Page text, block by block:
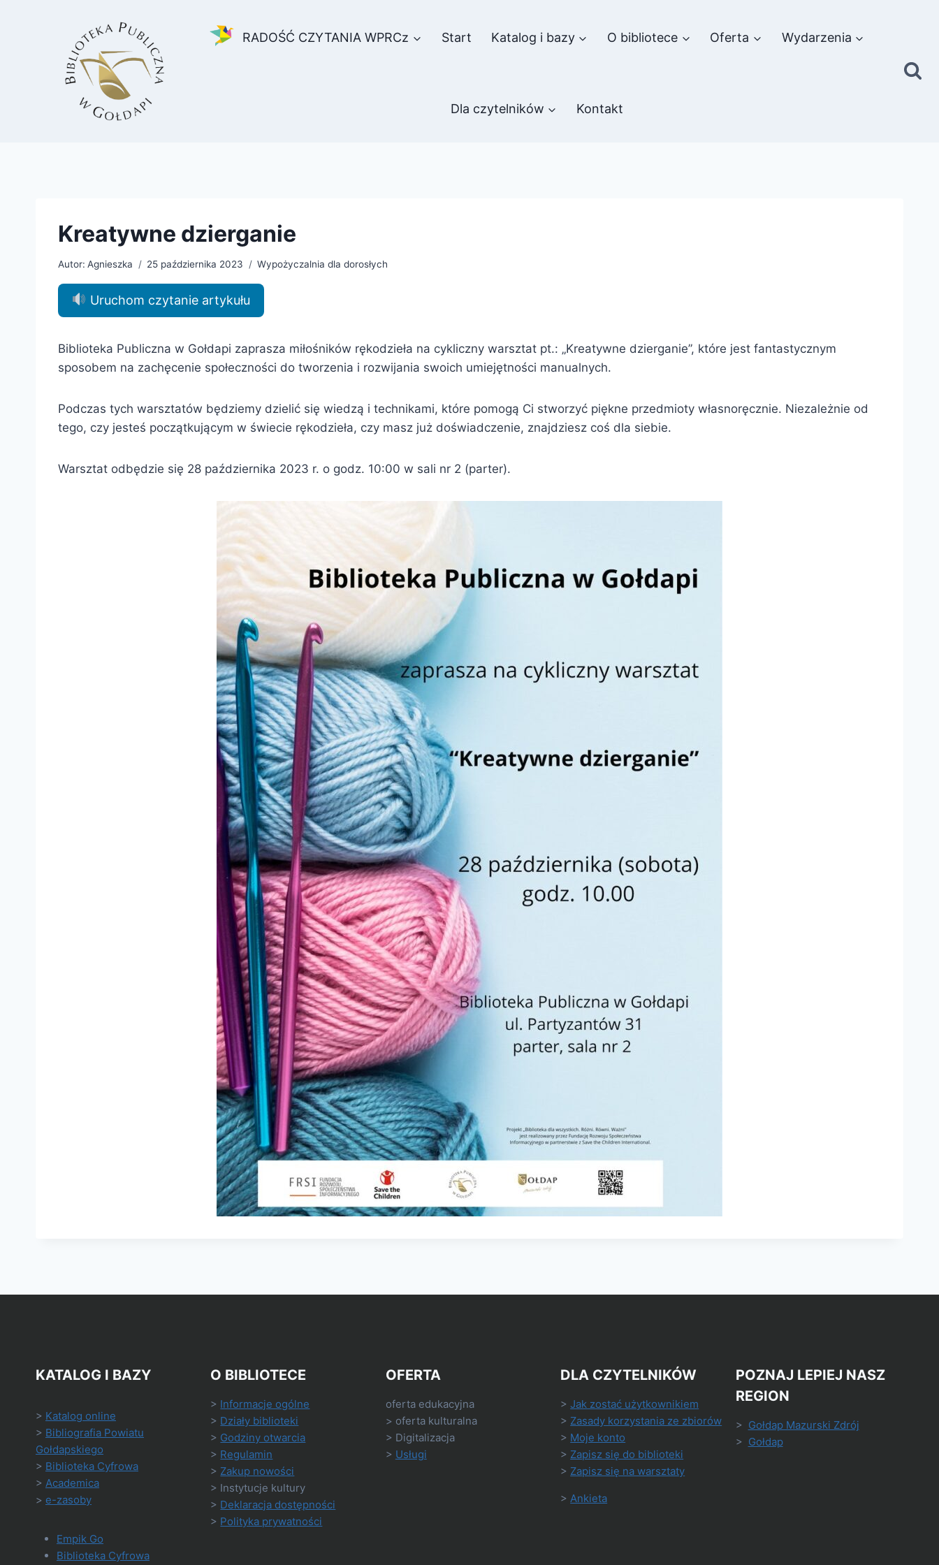
RADOŚĆ CZYTANIA WPRCz Start Katalog i bazy O bibliotece Oferta Wydarzenia
Dla czytelników Kontakt
Kreatywne dzierganie
Autor: Agnieszka 25 października 2023 Wypożyczalnia dla dorosłych
Uruchom czytanie artykułu
Biblioteka Publiczna w Gołdapi zaprasza miłośników rękodzieła na cykliczny warsztat pt.: „Kreatywne dzierganie”, które jest fantastycznym
sposobem na zachęcenie społeczności do tworzenia i rozwijania swoich umiejętności manualnych.
Podczas tych warsztatów będziemy dzielić się wiedzą i technikami, które pomogą Ci stworzyć piękne przedmioty własnoręcznie. Niezależnie od
tego, czy jesteś początkującym w świecie rękodzieła, czy masz już doświadczenie, znajdziesz coś dla siebie.
Warsztat odbędzie się 28 października 2023 r. o godz. 10:00 w sali nr 2 (parter).
KATALOG I BAZY
> Katalog online
> Bibliografia Powiatu
Gołdapskiego
> Biblioteka Cyfrowa
> Academica
> e-zasoby
Empik Go
Biblioteka Cyfrowa
O BIBLIOTECE
> Informacje ogólne
> Działy biblioteki
> Godziny otwarcia
> Regulamin
> Zakup nowości
> Instytucje kultury
> Deklaracja dostępności
> Polityka prywatności
OFERTA
oferta edukacyjna
> oferta kulturalna
> Digitalizacja
> Usługi
DLA CZYTELNIKÓW
>Jak zostać użytkownikiem
> Zasady korzystania ze zbiorów
> Moje konto
> Zapisz się do biblioteki
> Zapisz się na warsztaty
> Ankieta
POZNAJ LEPIEJ NASZ
REGION
> Gołdap Mazurski Zdrój
> Gołdap